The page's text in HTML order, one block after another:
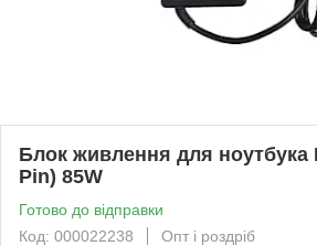
Блок живлення для ноутбука
Pin) 85W
Готово до відправки
Код: 000022238
Опт і роздріб